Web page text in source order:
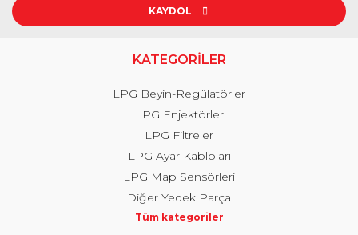
KAYDOL
KATEGORİLER
LPG Beyin-Regülatörler
LPG Enjektörler
LPG Filtreler
LPG Ayar Kabloları
LPG Map Sensörleri
Diğer Yedek Parça
Tüm kategoriler